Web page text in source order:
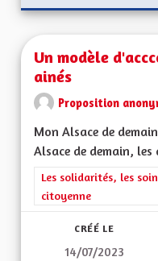
Un modèle
ainés
Proposition
Mon Alsace de
Alsace de demain,
Filtrer les résultats de
Les solidarités, les
citoyenne
CRÉÉ LE
14/07/2023